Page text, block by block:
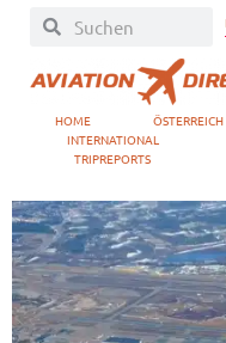
HOME ÖSTERREICH
INTERNATIONAL
TRIPREPORTS